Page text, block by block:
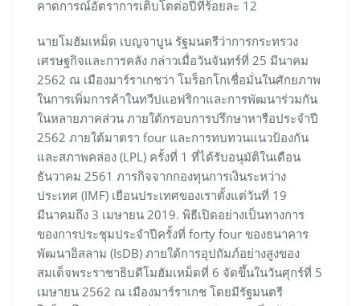
คาดการณ์อัตราการเติบโตต่อปีที่ร้อยละ 12
นายโมฮัมเหม็ด เบญจาบูน รัฐมนตรีว่าการกระทรวง
เศรษฐกิจและการคลัง กล่าวเมื่อวันจันทร์ที่ 25 มีนาคม
2562 ณ เมืองมาร์ราเกชว่า โมร็อกโกเชื่อมั่นในศักยภาพ
ในการเพิ่มการค้าในทวีปแอฟริกาและการพัฒนาร่วมกัน
ในหลายภาคส่วน ภายใต้กรอบการปรึกษาหารือประจำปี
2562 ภายใต้มาตรา four และการทบทวนแนวป้องกัน
และสภาพคล่อง (LPL) ครั้งที่ 1 ที่ได้รับอนุมัติในเดือน
ธันวาคม 2561 ภารกิจจากกองทุนการเงินระหว่าง
ประเทศ (IMF) เยือนประเทศของเราตั้งแต่วันที่ 19
มีนาคมถึง 3 เมษายน 2019. พิธีเปิดอย่างเป็นทางการ
ของการประชุมประจำปีครั้งที่ forty four ของธนาคาร
พัฒนาอิสลาม (IsDB) ภายใต้การอุปถัมภ์อย่างสูงของ
สมเด็จพระราชาธิบดีโมฮัมเหม็ดที่ 6 จัดขึ้นในวันศุกร์ที่ 5
เมษายน 2562 ณ เมืองมาร์ราเกช โดยมีรัฐมนตรี